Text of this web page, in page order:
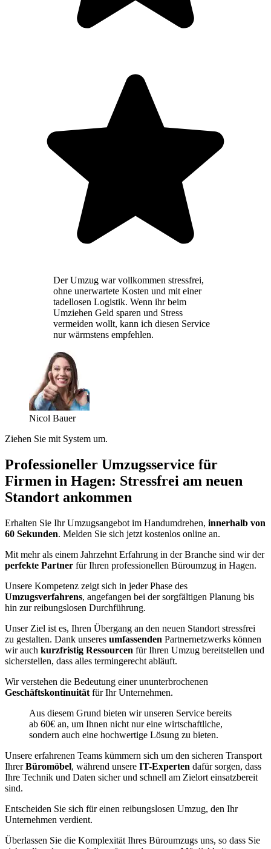
Der Umzug war vollkommen stressfrei,
ohne unerwartete Kosten und mit einer
tadellosen Logistik. Wenn ihr beim
Umziehen Geld sparen und Stress
vermeiden wollt, kann ich diesen Service
nur wärmstens empfehlen.
Nicol Bauer
Ziehen Sie mit System um.
Professioneller Umzugsservice für
Firmen in Hagen: Stressfrei am neuen
Standort ankommen
Erhalten Sie Ihr Umzugsangebot im Handumdrehen, innerhalb von
60 Sekunden. Melden Sie sich jetzt kostenlos online an.
Mit mehr als einem Jahrzehnt Erfahrung in der Branche sind wir der
perfekte Partner für Ihren professionellen Büroumzug in Hagen.
Unsere Kompetenz zeigt sich in jeder Phase des
Umzugsverfahrens, angefangen bei der sorgfältigen Planung bis
hin zur reibungslosen Durchführung.
Unser Ziel ist es, Ihren Übergang an den neuen Standort stressfrei
zu gestalten. Dank unseres umfassenden Partnernetzwerks können
wir auch kurzfristig Ressourcen für Ihren Umzug bereitstellen und
sicherstellen, dass alles termingerecht abläuft.
Wir verstehen die Bedeutung einer ununterbrochenen
Geschäftskontinuität für Ihr Unternehmen.
Aus diesem Grund bieten wir unseren Service bereits
ab 60€ an, um Ihnen nicht nur eine wirtschaftliche,
sondern auch eine hochwertige Lösung zu bieten.
Unsere erfahrenen Teams kümmern sich um den sicheren Transport
IhrerBüromöbel, während unsere IT-Experten dafür sorgen, dass
Ihre Technik und Daten sicher und schnell am Zielort einsatzbereit
sind.
Entscheiden Sie sich für einen reibungslosen Umzug, den Ihr
Unternehmen verdient.
Überlassen Sie die Komplexität Ihres Büroumzugs uns, so dass Sie